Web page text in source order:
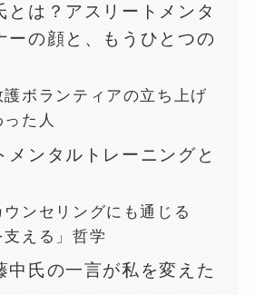
とは？アスリートメンタ
ーの顔と、もうひとつの
護ボランティアの立ち上げ
た人
メンタルトレーニングと
ウンセリングにも通じる
支える」哲学
中氏の一言が私を変えた